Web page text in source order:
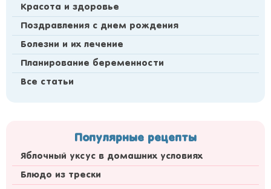
Красота и здоровье
Поздравления с днем рождения
Болезни и их лечение
Планирование беременности
Все статьи
Популярные рецепты
Яблочный уксус в домашних условиях
Блюдо из трески